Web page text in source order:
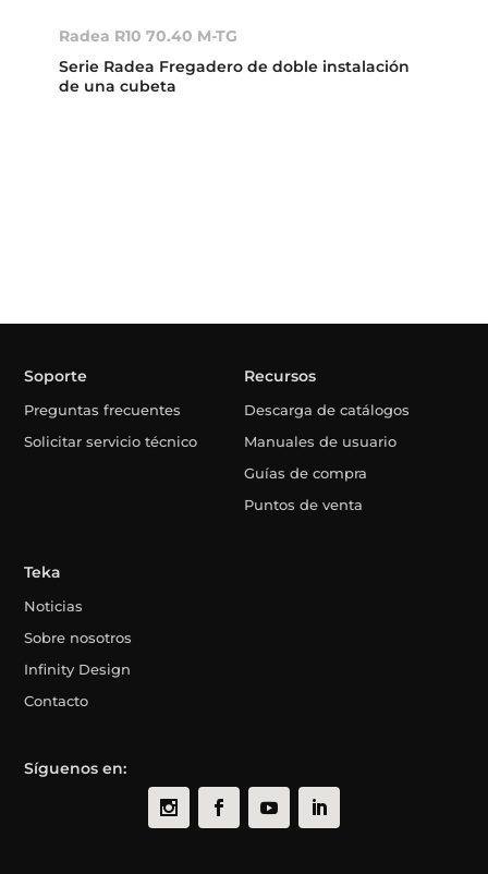
Radea R10 70.40 M-TG
Serie Radea Fregadero de doble instalación
de una cubeta
Soporte
Preguntas frecuentes
Solicitar servicio técnico
Recursos
Descarga de catálogos
Manuales de usuario
Guías de compra
Puntos de venta
Teka
Noticias
Sobre nosotros
Infinity Design
Contacto
Síguenos en: